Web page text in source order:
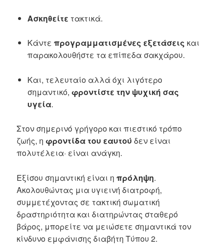
Ασκηθείτε τακτικά.
Κάντε προγραμματισμένες εξετάσεις και
παρακολουθήστε τα επίπεδα σακχάρου.
Και, τελευταίο αλλά όχι λιγότερο
σημαντικό, φροντίστε την ψυχική σας
υγεία.
Στον σημερινό γρήγορο και πιεστικό τρόπο
ζωής, η φροντίδα του εαυτού δεν είναι
πολυτέλεια· είναι ανάγκη.
Εξίσου σημαντική είναι ηπρόληψη.
Ακολουθώντας μια υγιεινή διατροφή,
συμμετέχοντας σε τακτική σωματική
δραστηριότητα και διατηρώντας σταθερό
βάρος, μπορείτε να μειώσετε σημαντικά τον
κίνδυνο εμφάνισης διαβήτη Τύπου 2.